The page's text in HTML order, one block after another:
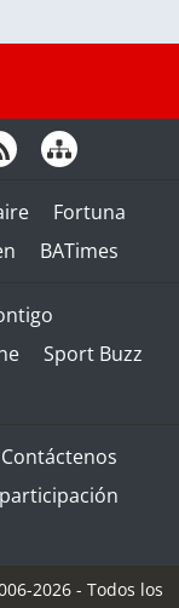
Fortuna
BATimes
Sport Buzz
Contáctenos
2026 - Todos los